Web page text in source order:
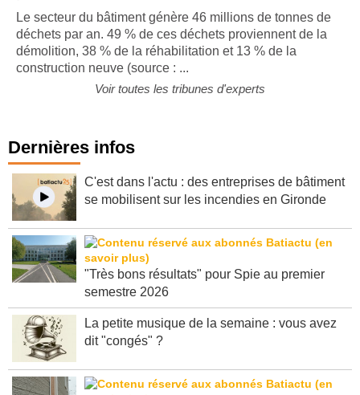
Le secteur du bâtiment génère 46 millions de tonnes de
déchets par an. 49 % de ces déchets proviennent de la
démolition, 38 % de la réhabilitation et 13 % de la
construction neuve (source : ...
Voir toutes les tribunes d'experts
Dernières infos
C'est dans l'actu : des entreprises de bâtiment
se mobilisent sur les incendies en Gironde
"Très bons résultats" pour Spie au premier
semestre 2026
La petite musique de la semaine : vous avez
dit "congés" ?